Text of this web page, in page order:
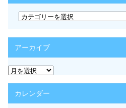
カ
テ
リ
ー
アーカイブ
ア
ー
カ
イカレンダー